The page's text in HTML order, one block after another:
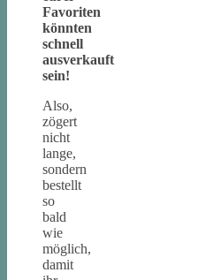
Favoriten
könnten
schnell
ausverkauft
sein!
Also,
zögert
nicht
lange,
sondern
bestellt
so
bald
wie
möglich,
damit